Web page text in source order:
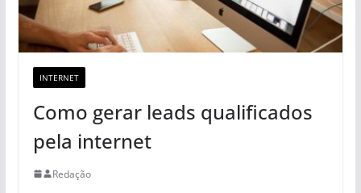
INTERNET
Como gerar leads qualificados
pela internet
Redação